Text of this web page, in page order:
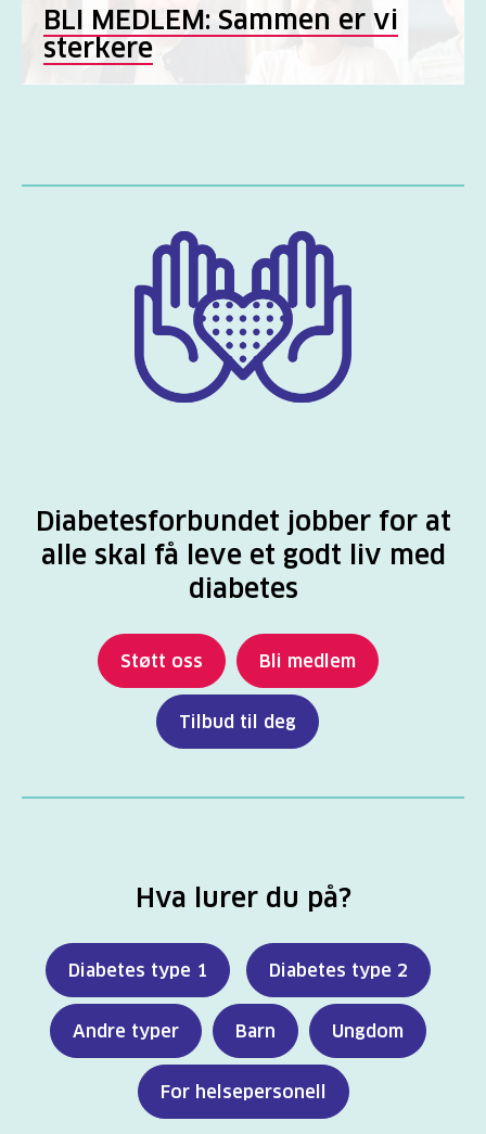
BLI MEDLEM: Sammen er vi
sterkere
Diabetesforbundet jobber for at
alle skal få leve et godt liv med
diabetes
Støtt oss Bli medlem
Tilbud til deg
Hva lurer du på?
Diabetes type 1 Diabetes type 2
Andre typer Barn Ungdom
For helsepersonell